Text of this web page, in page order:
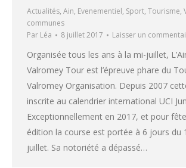
Actualités, Ain, Evenementiel, Sport, Tourisme,
communes
Par Léa 8 juillet 2017 Laisser un
Organisée tous les ans à la mi-juillet,
Valromey Tour est l’épreuve phare du
Valromey Organisation. Depuis 2007
inscrite au calendrier international UCI
Exceptionnellement en 2017, et pour
édition la course est portée à 6 jours du
juillet. Sa notoriété a dépassé…